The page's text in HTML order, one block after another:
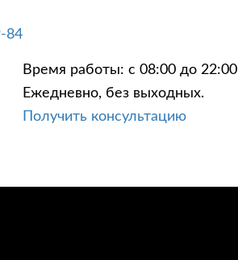
84
Время работы: с 08:00 до 22:00
Ежедневно, без выходных.
Получить консультацию
АКЦИИ